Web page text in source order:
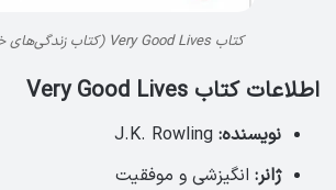
کتاب Very Good Lives (کتاب زندگی‌های خیلی خوب)
اطلاعات کتاب Very Good Lives
نویسنده:
ژانر: انگیزشی و موفقیت